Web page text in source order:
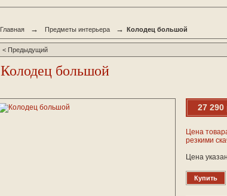
Главная → Предметы интерьера → Колодец большой
< Предыдущий
Колодец большой
27 290
Цена
резкими
Цена
Купить